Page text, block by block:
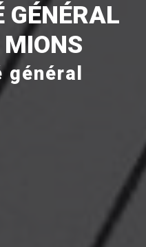
GÉNÉRAL
MIONS